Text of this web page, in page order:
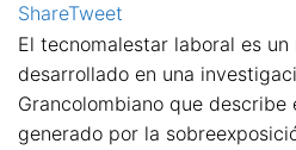
ShareTweet
El tecnomalestar laboral es
desarrollado en una
Grancolombiano que describe
generado por la